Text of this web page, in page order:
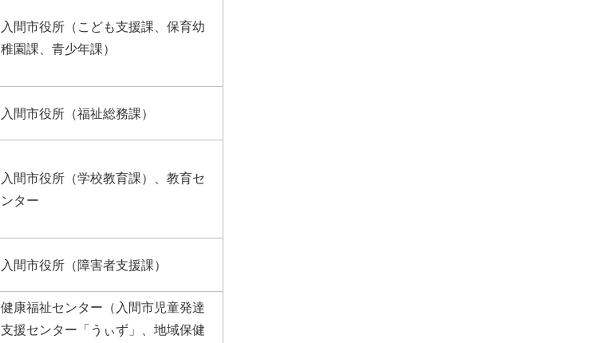
入間市役所（こども支援課、保育幼
稚園課、青少年課）
入間市役所（福祉総務課）
入間市役所（学校教育課）、教育セ
ンター
入間市役所（障害者支援課）
健康福祉センター（入間市児童発達
支援センター「うぃず」、地域保健